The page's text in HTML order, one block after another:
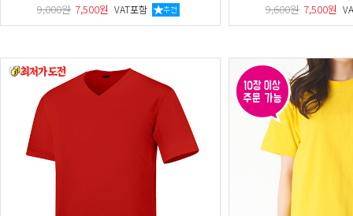
9,000원 7,500원 VAT포함 추천 9,600원 7,500원